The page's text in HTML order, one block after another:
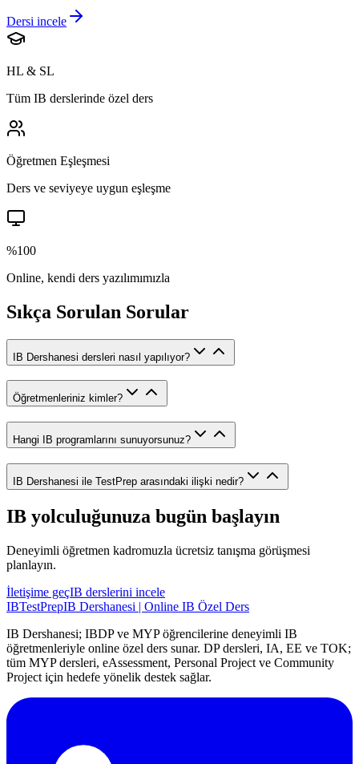
Dersi incele
HL & SL
Tüm IB derslerinde özel ders
Öğretmen Eşleşmesi
Ders ve seviyeye uygun eşleşme
%100
Online, kendi ders yazılımımızla
Sıkça Sorulan Sorular
IB Dershanesi dersleri nasıl yapılıyor?
Öğretmenleriniz kimler?
Hangi IB programlarını sunuyorsunuz?
IB Dershanesi ile TestPrep arasındaki ilişki nedir?
IB yolculuğunuza bugün başlayın
Deneyimli öğretmen kadromuzla ücretsiz tanışma görüşmesi
planlayın.
İletişime geçIB derslerini incele
IBTestPrepIB Dershanesi | Online IB Özel Ders
IB Dershanesi; IBDP ve MYP öğrencilerine deneyimli IB
öğretmenleriyle online özel ders sunar. DP dersleri, IA, EE ve TOK;
tüm MYP dersleri, eAssessment, Personal Project ve Community
Project için hedefe yönelik destek sağlar.